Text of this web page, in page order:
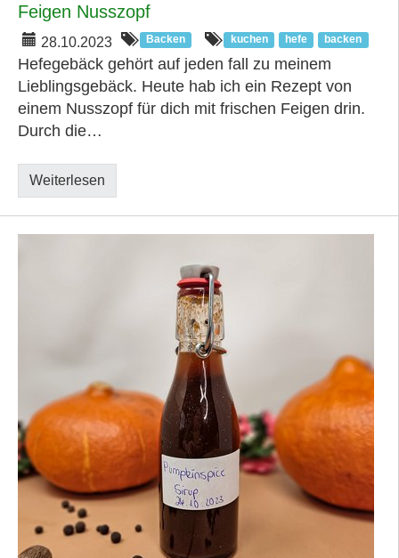
Feigen Nusszopf
28.10.2023 Backen kuchen hefe backen
Hefegebäck gehört auf jeden fall zu meinem
Lieblingsgebäck. Heute hab ich ein Rezept von
einem Nusszopf für dich mit frischen Feigen drin.
Durch die…
Weiterlesen